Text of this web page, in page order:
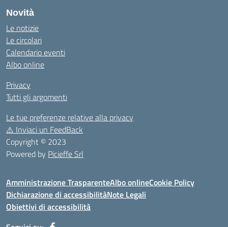
Novità
Le notizie
Le circolari
Calendario eventi
Albo online
Privacy
Tutti gli argomenti
Le tue preferenze relative alla privacy
⚠️ Inviaci un FeedBack
Copyright © 2023
Powered by Picieffe Srl
Amministrazione TrasparenteAlbo onlineCookie Policy
Dichiarazione di accessibilitàNote Legali
Obiettivi di accessibilità